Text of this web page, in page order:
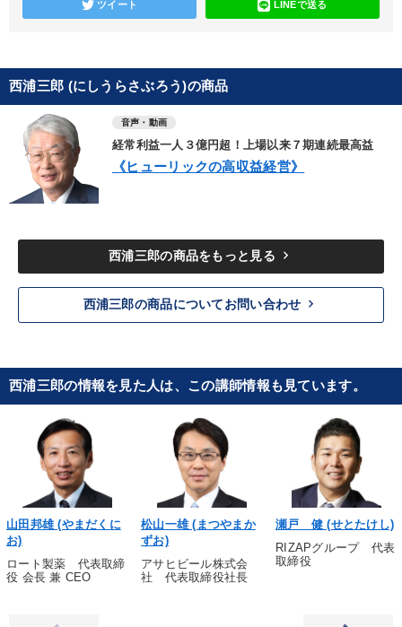
ツイート LINEで送る
西浦三郎 (にしうらさぶろう)の商品
音声・動画
経常利益一人３億円超！上場以来７期連続最高益
《ヒューリックの高収益経営》
西浦三郎の商品をもっと見る keyboard_arrow_right
西浦三郎の商品についてお問い合わせ keyboard_arrow_right
西浦三郎の情報を見た人は、この講師情報も見ています。
山田邦雄 (やまだくに
お)
ロート製薬 代表取締
役 会長 兼 CEO
松山一雄 (まつやまか
ずお)
アサヒビール株式会
社 代表取締役社長
瀬戸 健 (せとたけし)
RIZAPグループ 代表
取締役